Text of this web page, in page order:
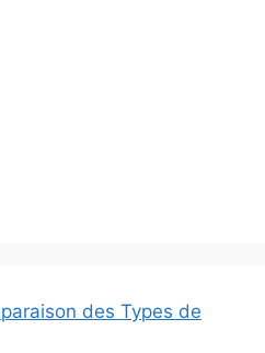
des Types de